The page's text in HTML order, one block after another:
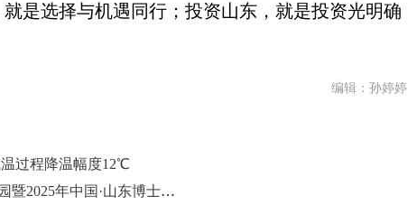
是选择与机遇同行；投资山东，就是投资光明确
编辑：孙婷婷
过程降温幅度12℃
创业导师走进中国威海留创园暨2025年中国·山东博士（后）创新创业大赛揭榜领题赛决赛举办